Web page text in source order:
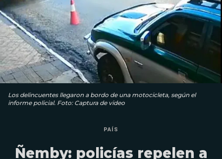
Los delincuentes llegaron a bordo de una motocicleta, según el
informe policial. Foto: Captura de video
PAÍS
Ñemby: policías repelen a